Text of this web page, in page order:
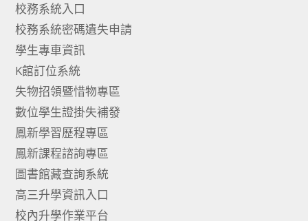
校務系統入口
校務系統密碼遺失申請
學生專車資訊
K館訂位系統
失物招領暨惜物專區
數位學生證掛失補發
鳳新學習歷程專區
鳳新課程諮詢專區
圖書館藏查詢系統
高三升學資訊入口
校內升學作業平台